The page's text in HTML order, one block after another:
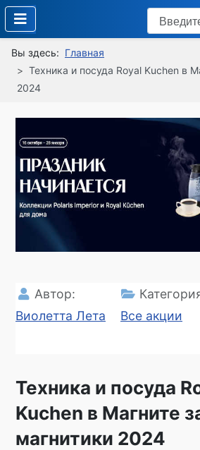
Поиск
Вы здесь: Главная
Техника и посуда Royal Kuchen в
2024
Автор:
Виолетта Лета
Все акции
Техника и посуда
Kuchen в Магните
магнитики 2024